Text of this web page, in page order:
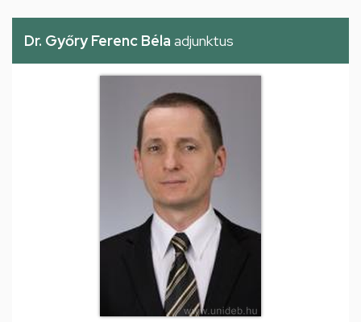
Dr. Győry Ferenc Béla adjunktus